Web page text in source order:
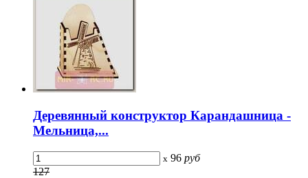
Деревянный конструктор Карандашница -
Мельница,...
x 96 руб
127